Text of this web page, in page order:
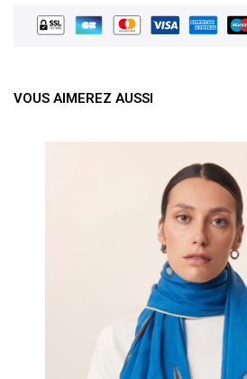
VOUS AIMEREZ AUSSI